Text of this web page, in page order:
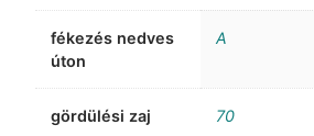
fékezés nedves
úton
A
gördülési zaj 70